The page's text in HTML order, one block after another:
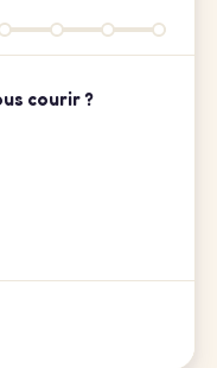
courir ?